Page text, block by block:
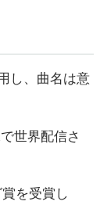
し、曲名は意
世界配信さ
を受賞し